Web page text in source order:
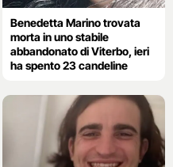
Benedetta Marino trovata
morta in uno stabile
abbandonato di Viterbo, ieri
ha spento 23 candeline